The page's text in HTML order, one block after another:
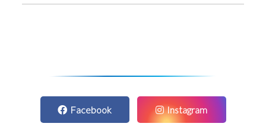
Facebook Instagram